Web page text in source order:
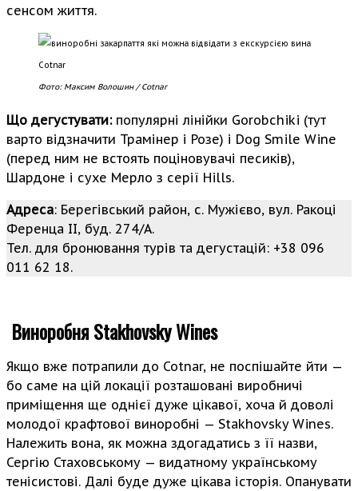
сенсом життя.
Фото: Максим Волошин / Cotnar
Що дегустувати:популярні лінійки Gorobchiki (тут
варто відзначити Трамінер і Розе) і Dog Smile Wine
(перед ним не встоять поціновувачі песиків),
Шардоне і сухе Мерло з серії Hills.
Адреса: Берегівський райо­н, с. Мужієво, вул. Ракоці
Ференца ІІ, буд. 274/А.
Тел. для бронювання турів та дегустацій: +38 096
011 62 18.
Виноробня Stakhovsky Wines
Якщо вже потрапили до Cotnar, не поспішайте йти —
бо саме на цій локації розташовані виробничі
приміщення ще однієї дуже цікавої, хоча й доволі
молодої крафтової виноробні — Stakhovsky Wines.
Належить вона, як можна здогадатись з її назви,
Сергію Стаховському — видатному українському
тенісистові. Далі буде дуже цікава історія. Опанувати